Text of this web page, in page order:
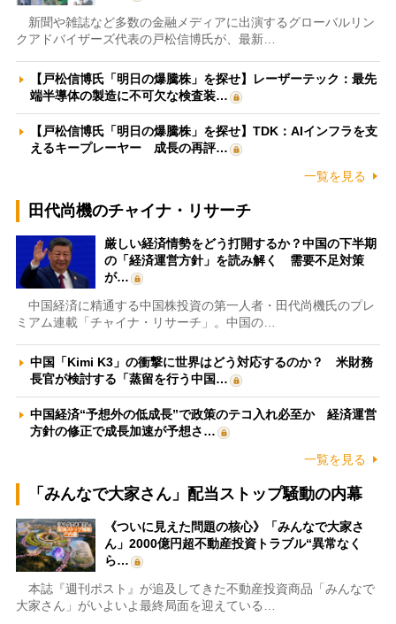
新聞や雑誌など多数の金融メディアに出演するグローバルリン
クアドバイザーズ代表の戸松信博氏が、最新…
【戸松信博氏「明日の爆騰株」を探せ】レーザーテック：最先
端半導体の製造に不可欠な検査装…
【戸松信博氏「明日の爆騰株」を探せ】TDK：AIインフラを支
えるキープレーヤー 成長の再評…
一覧を見る
田代尚機のチャイナ・リサーチ
厳しい経済情勢をどう打開するか？中国の下半期
の「経済運営方針」を読み解く 需要不足対策
が…
中国経済に精通する中国株投資の第一人者・田代尚機氏のプレ
ミアム連載「チャイナ・リサーチ」。中国の…
中国「Kimi K3」の衝撃に世界はどう対応するのか？ 米財務
長官が検討する「蒸留を行う中国…
中国経済“予想外の低成長”で政策のテコ入れ必至か 経済運営
方針の修正で成長加速が予想さ…
一覧を見る
「みんなで大家さん」配当ストップ騒動の内幕
《ついに見えた問題の核心》「みんなで大家さ
ん」2000億円超不動産投資トラブル“異常なく
ら…
本誌『週刊ポスト』が追及してきた不動産投資商品「みんなで
大家さん」がいよいよ最終局面を迎えている…